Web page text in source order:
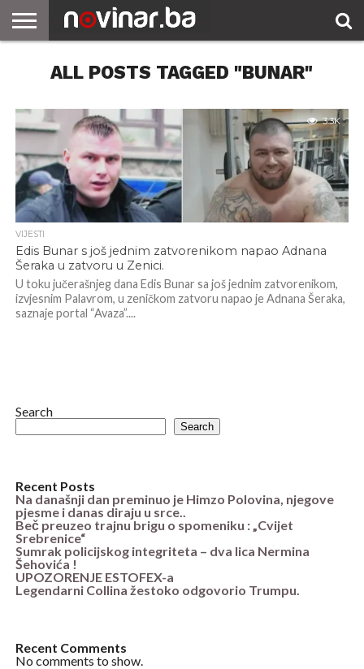
ALL POSTS TAGGED "BUNAR"
3.3K
VIJESTI
Edis Bunar s još jednim zatvorenikom napao Adnana
Šeraka u zatvoru u Zenici.
U toku jučerašnjeg dana Edis Bunar sa još jednim zatvorenikom,
izvjesnim Palavrom, u zeničkom zatvoru napao je Adnana Šeraka,
saznaje portal “Avaza”....
Search
Search
Recent Posts
Na današnji dan preminuo je Himzo Polovina, njegove
pjesme i danas diraju u srce..
Beč preuzeo trajnu brigu o spomeniku : „Cvijet
Srebrenice“
Sumrak policijskog integriteta – dva lica Nermina
Šehovića !
UPOZORENJE ESTOFEX-a
Legendarni Collina žestoko odgovorio Trumpu.
Recent Comments
No comments to show.